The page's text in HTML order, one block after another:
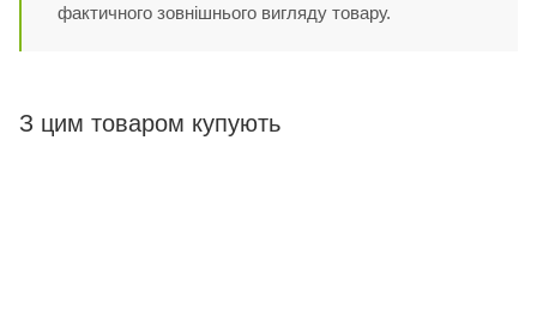
фактичного зовнішнього вигляду товару.
З цим товаром купують